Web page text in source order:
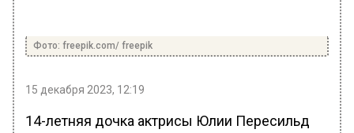
Фото: freepik.com/ freepik
15 декабря 2023, 12:19
14-летняя дочка актрисы Юлии Пересильд